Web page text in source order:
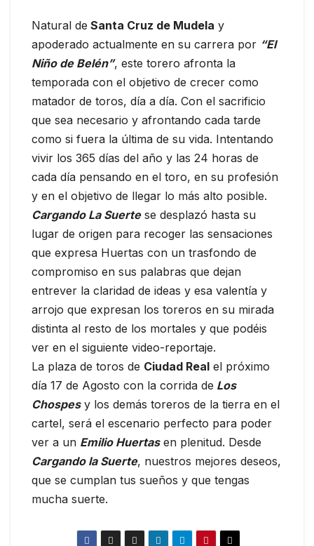
Natural de Santa Cruz de Mudela y
apoderado actualmente en su carrera por “El
Niño de Belén”, este torero afronta la
temporada con el objetivo de crecer como
matador de toros, día a día. Con el sacrificio
que sea necesario y afrontando cada tarde
como si fuera la última de su vida. Intentando
vivir los 365 días del año y las 24 horas de
cada día pensando en el toro, en su profesión
y en el objetivo de llegar lo más alto posible.
Cargando La Suertese desplazó hasta su
lugar de origen para recoger las sensaciones
que expresa Huertas con un trasfondo de
compromiso en sus palabras que dejan
entrever la claridad de ideas y esa valentía y
arrojo que expresan los toreros en su mirada
distinta al resto de los mortales y que podéis
ver en el siguiente video-reportaje.
La plaza de toros de Ciudad Real el próximo
día 17 de Agosto con la corrida de Los
Chospesy los demás toreros de la tierra en el
cartel, será el escenario perfecto para poder
ver a un Emilio Huertasen plenitud. Desde
Cargando la Suerte, nuestros mejores deseos,
que se cumplan tus sueños y que tengas
mucha suerte.